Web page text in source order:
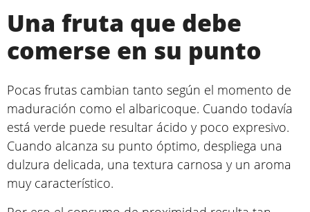
Una fruta que debe
comerse en su punto
Pocas frutas cambian tanto según el momento de
maduración como el albaricoque. Cuando todavía
está verde puede resultar ácido y poco expresivo.
Cuando alcanza su punto óptimo, despliega una
dulzura delicada, una textura carnosa y un aroma
muy característico.